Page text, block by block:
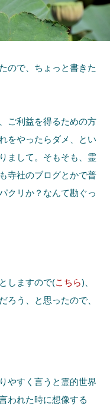
ので、ちょっと書きた
ご利益を得るための方
をやったらダメ、とい
まして。そもそも、霊
寺社のブログとかで普
クリか？なんて勘ぐっ
しますので(こちら)、
ろう、と思ったので、
やすく言うと霊的世界
われた時に想像する